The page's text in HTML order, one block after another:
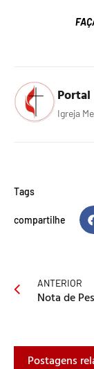
Igreja
Tags
compartilhe
ANTERIOR
Postagens